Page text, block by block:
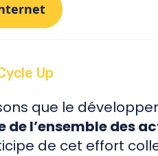
Up
que le
l’ensemble des
de cet effort